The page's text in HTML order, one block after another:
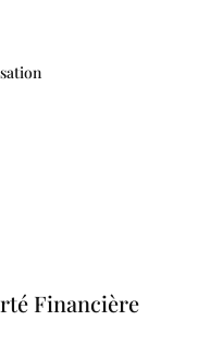
Financière